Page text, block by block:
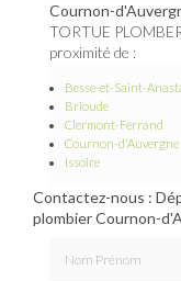
Cournon-
TORTUE
proximité de :
Besse-et-Saint-
Brioude
Clermont-Ferrand
Cournon-d'Auvergne
Issoire
Contactez-nous :
plombier Cournon-